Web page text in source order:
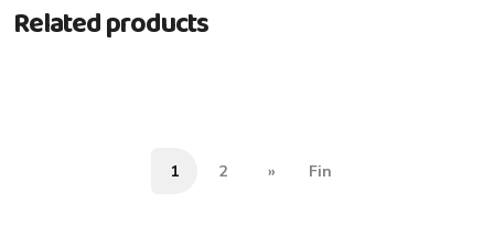
Related products
1 2 » Fin